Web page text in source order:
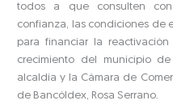
todos a que consulten
confianza, las condiciones de
para financiar la
crecimiento del municipio
alcaldía y la Cámara de
de Bancóldex, Rosa Serrano.